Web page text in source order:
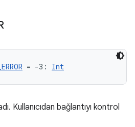
= -3: Int
Kullanıcıdan bağlantıyı kontrol